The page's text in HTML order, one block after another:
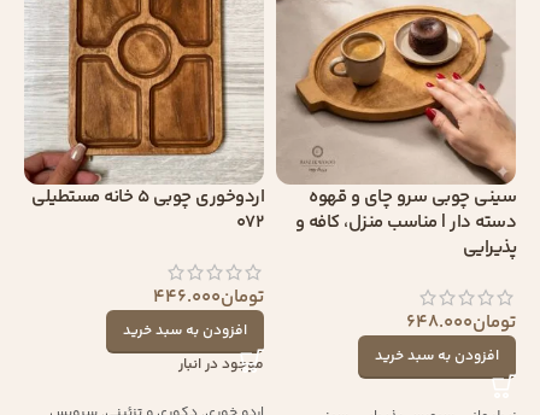
سینی چوبی سرو چای و قهوه
دسته دار | مناسب منزل، کافه و
پذیرایی
تومان648.000
افزودن به سبد خرید
اردوخوری چوبی 5 خانه مستطیلی
072
تومان446.000
افزودن به سبد خرید
موجود در انبار